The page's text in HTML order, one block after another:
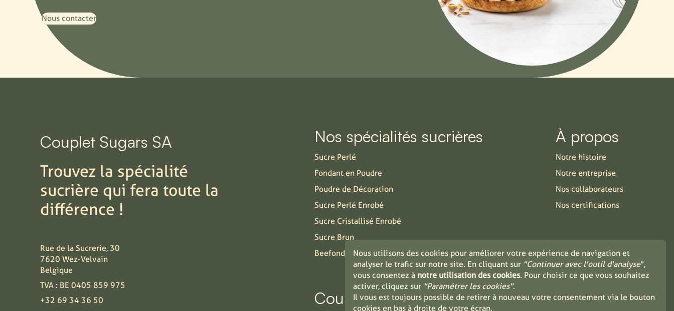
Nous utilisons des cookies pour améliorer votre expérience de navigation et
analyser le trafic sur notre site. En cliquant sur "Continuer avec l'outil d'analyse",
vous consentez à notre utilisation des cookies. Pour choisir ce que vous souhaitez
activer, cliquez sur "Paramétrer les cookies".
Il vous est toujours possible de retirer à nouveau votre consentement via le bouton
cookies en bas à droite de votre écran.
Nous contacter
Couplet Sugars SA
Trouvez la spécialité
sucrière qui fera toute la
différence !
Rue de la Sucrerie, 30
7620 Wez-Velvain
Belgique
TVA : BE 0405 859 975
+32 69 34 36 50
Nos spécialités sucrières
Sucre Perlé
Fondant en Poudre
Poudre de Décoration
Sucre Perlé Enrobé
Sucre Cristallisé Enrobé
Sucre Brun
Beefondant
Couplet trading
À propos
Notre histoire
Notre entreprise
Nos collaborateurs
Nos certifications
Contact
Particuliers
Distributeurs